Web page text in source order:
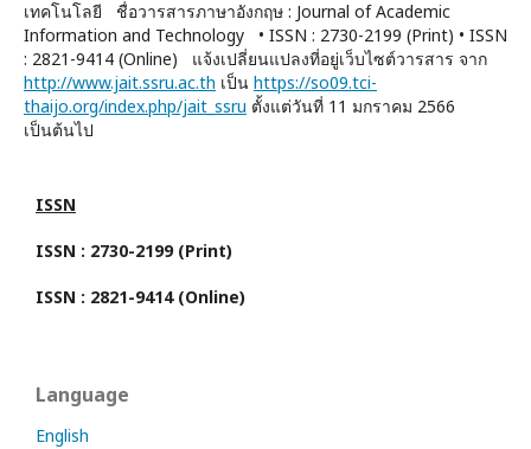
เทคโนโลยี ชื่อวารสารภาษาอังกฤษ : Journal of Academic
Information and Technology • ISSN : 2730-2199 (Print) • ISSN
: 2821-9414 (Online) แจ้งเปลี่ยนแปลงที่อยู่เว็บไซต์วารสาร จาก
http://www.jait.ssru.ac.th เป็น https://so09.tci-
thaijo.org/index.php/jait_ssru ตั้งแต่วันที่ 11 มกราคม 2566
เป็นต้นไป
ISSN
ISSN : 2730-2199 (Print)
ISSN : 2821-9414 (Online)
Language
English